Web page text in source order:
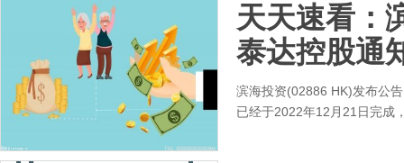
天天速看：
泰达控股通
滨海投资(02886 HK)发布公
已经于2022年12月21日完成